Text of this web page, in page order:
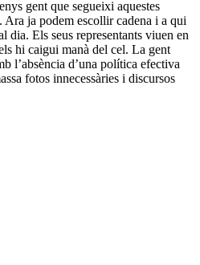
gent que segueixi aquestes
Ara ja podem escollir cadena i a qui
dia. Els seus representants viuen en
hi caigui manà del cel. La gent
l’absència d’una política efectiva
fotos innecessàries i discursos